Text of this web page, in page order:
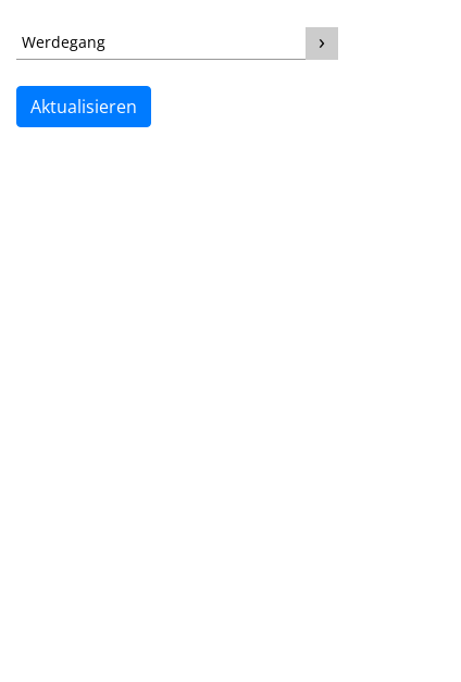
Werdegang
Aktualisieren